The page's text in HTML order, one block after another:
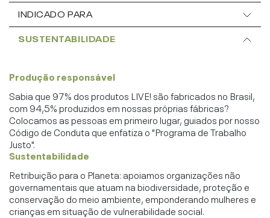
INDICADO PARA
SUSTENTABILIDADE
Produção responsável
Sabia que 97% dos produtos LIVE! são fabricados no Brasil,
com 94,5% produzidos em nossas próprias fábricas?
Colocamos as pessoas em primeiro lugar, guiados por nosso
Código de Conduta que enfatiza o "Programa de Trabalho
Justo".
Sustentabilidade
Retribuição para o Planeta: apoiamos organizações não
governamentais que atuam na biodiversidade, proteção e
conservação do meio ambiente, emponderando mulheres e
crianças em situação de vulnerabilidade social.